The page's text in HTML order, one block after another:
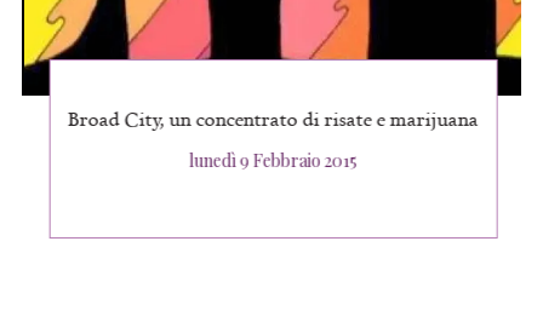
Broad City, un concentrato di risate e marijuana
Posted
lunedì 9 Febbraio 2015